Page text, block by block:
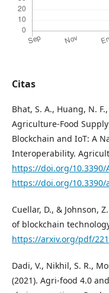
Citas
Bhat, S. A., Huang, N.
Agriculture-Food
Blockchain and IoT: A
Interoperability.
https://doi.org/10.3390/
https://doi.org/
Cuellar, D., & Johnson,
of blockchain
https://arxiv.org/pdf/
Dadi, V., Nikhil, S. R.,
(2021). Agri-food 4.0